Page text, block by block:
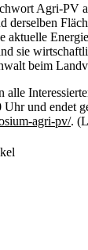
Agri-PV
derselben
sie
beim
alle
und endet
agri-pv/.